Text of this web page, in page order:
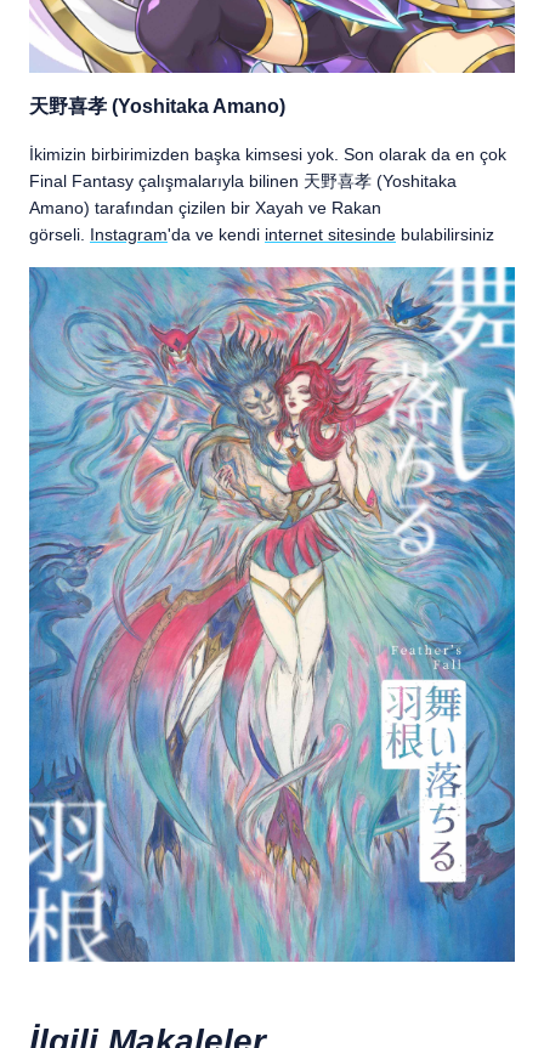
天野喜孝 (Yoshitaka Amano)
İkimizin birbirimizden başka kimsesi yok. Son olarak da en çok
Final Fantasy çalışmalarıyla bilinen 天野喜孝 (Yoshitaka
Amano) tarafından çizilen bir Xayah ve Rakan
görseli. Instagram'da ve kendi internet sitesinde bulabilirsiniz